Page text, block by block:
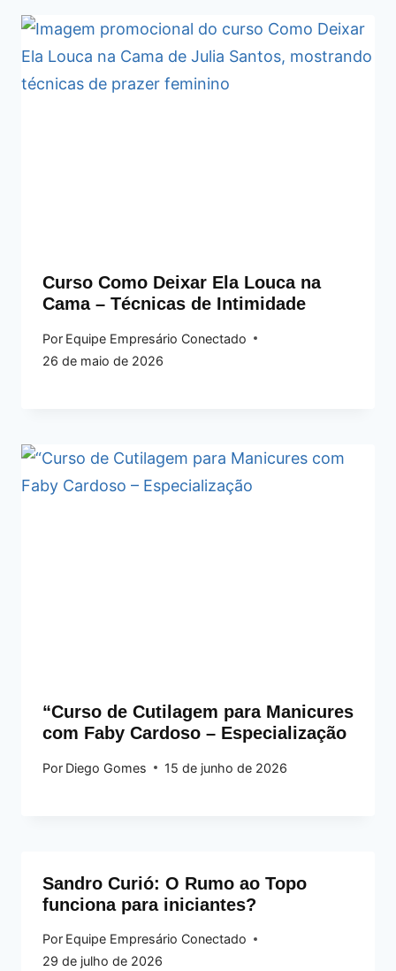
Curso Como Deixar Ela Louca na
Cama – Técnicas de Intimidade
Por Equipe Empresário Conectado
26 de maio de 2026
“Curso de Cutilagem para Manicures
com Faby Cardoso – Especialização
Por Diego Gomes 15 de junho de 2026
Sandro Curió: O Rumo ao Topo
funciona para iniciantes?
Por Equipe Empresário Conectado
29 de julho de 2026